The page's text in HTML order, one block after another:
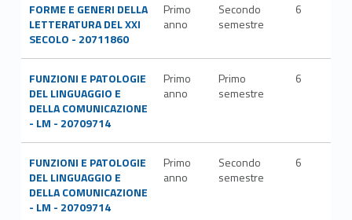
FORME E GENERI DELLA
LETTERATURA DEL XXI
SECOLO - 20711860
Primo
anno
Secondo
semestre
6
FUNZIONI E PATOLOGIE
DEL LINGUAGGIO E
DELLA COMUNICAZIONE
- LM - 20709714
Primo
anno
Primo
semestre
6
FUNZIONI E PATOLOGIE
DEL LINGUAGGIO E
DELLA COMUNICAZIONE
- LM - 20709714
Primo
anno
Secondo
semestre
6